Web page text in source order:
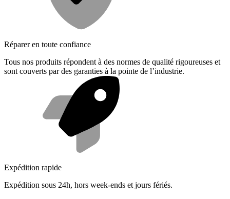
Réparer en toute confiance
Tous nos produits répondent à des normes de qualité rigoureuses et
sont couverts par des garanties à la pointe de l’industrie.
Expédition rapide
Expédition sous 24h, hors week-ends et jours fériés.